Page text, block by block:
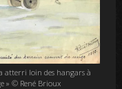
atterri loin des hangars à
» © René Brioux